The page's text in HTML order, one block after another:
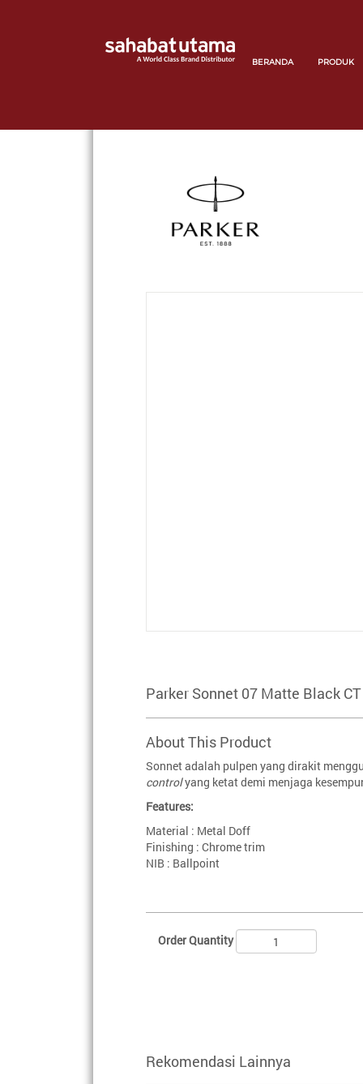
BERANDA PRODUK
Parker Sonnet 07 Matte Black
About This Product
Sonnet adalah pulpen yang dirakit
controlyang ketat demi menjaga
Features:
Material : Metal Doff
Finishing : Chrome trim
NIB : Ballpoint
Order Quantity
Rekomendasi Lainnya